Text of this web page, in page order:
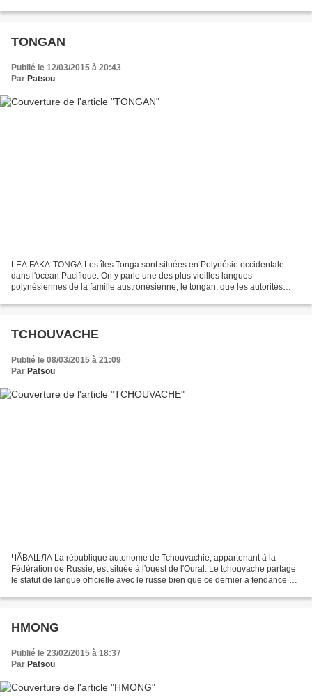
TONGAN
Publié le 12/03/2015 à 20:43
Par Patsou
LEA FAKA-TONGA Les îles Tonga sont situées en Polynésie occidentale
dans l'océan Pacifique. On y parle une des plus vieilles langues
polynésiennes de la famille austronésienne, le tongan, que les autorités
TCHOUVACHE
Publié le 08/03/2015 à 21:09
Par Patsou
ЧӐВАШЛА La république autonome de Tchouvachie, appartenant à la
Fédération de Russie, est située à l'ouest de l'Oural. Le tchouvache partage
le statut de langue officielle avec le russe bien que ce dernier a tendance à
HMONG
Publié le 23/02/2015 à 18:37
Par Patsou